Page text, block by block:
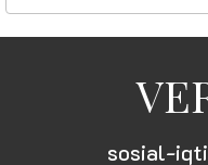
sosial-